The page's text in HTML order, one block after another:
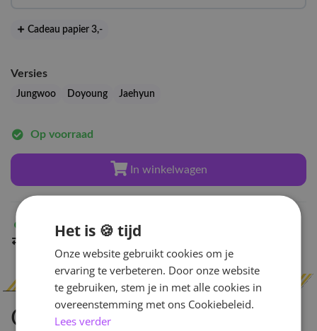
Cadeau papier 3,-
Versies
Jungwoo Doyoung Jaehyun
Op voorraad
In winkelwagen
Op voorraadin Amsterdam
binnen 2 werkdagen
Omschrijving
Het is 🍪 tijd
Onze website gebruikt cookies om je
ervaring te verbeteren. Door onze website
te gebruiken, stem je in met alle cookies in
overeenstemming met ons Cookiebeleid.
Lees verder